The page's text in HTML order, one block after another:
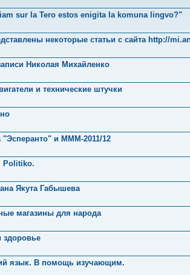
sur la Tero estos enigita la komuna lingvo?"
некоторые статьи с сайта http://
Николая Михайленко
и технические штучки
и MMM-2011/12
Politiko.
Якута Габышева
магазины для народа
здоровье
язык. В помощь изучающим.